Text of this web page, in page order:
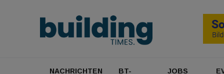
NACHRICHTEN
BT-
JOBS